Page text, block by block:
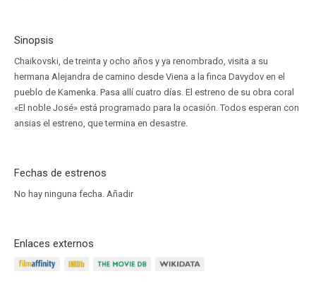
Sinopsis
Chaikovski, de treinta y ocho años y ya renombrado, visita a su
hermana Alejandra de camino desde Viena a la finca Davydov en el
pueblo de Kamenka. Pasa allí cuatro días. El estreno de su obra coral
«El noble José» está programado para la ocasión. Todos esperan con
ansias el estreno, que termina en desastre.
Fechas de estrenos
No hay ninguna fecha. Añadir
Enlaces externos